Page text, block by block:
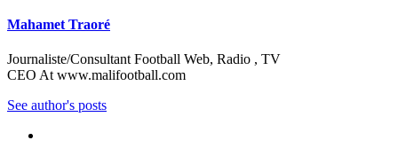
Mahamet Traoré
Journaliste/Consultant Football Web, Radio , TV
CEO At www.malifootball.com
See author's posts